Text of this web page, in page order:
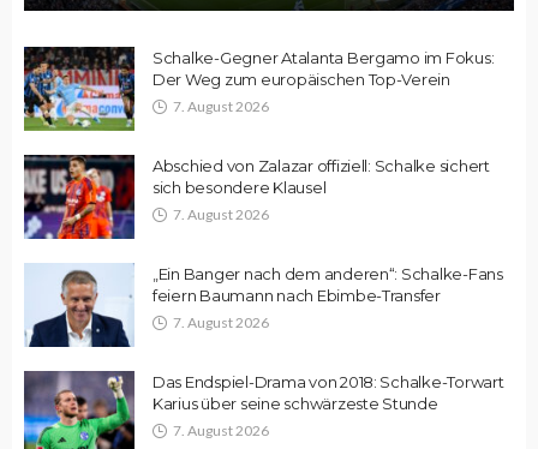
Schalke-Gegner Atalanta Bergamo im Fokus:
Der Weg zum europäischen Top-Verein
7. August 2026
Abschied von Zalazar offiziell: Schalke sichert
sich besondere Klausel
7. August 2026
„Ein Banger nach dem anderen“: Schalke-Fans
feiern Baumann nach Ebimbe-Transfer
7. August 2026
Das Endspiel-Drama von 2018: Schalke-Torwart
Karius über seine schwärzeste Stunde
7. August 2026